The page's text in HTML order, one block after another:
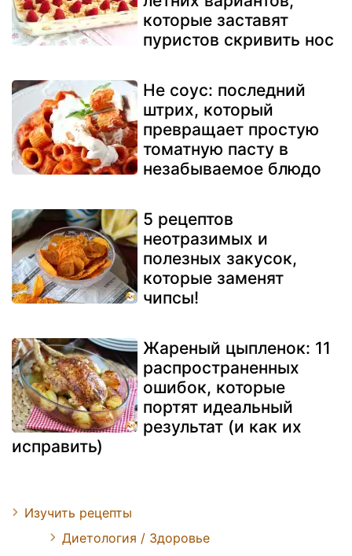
которые заставят
пуристов скривить нос
Не соус: последний
штрих, который
превращает простую
томатную пасту в
незабываемое блюдо
5 рецептов
неотразимых и
полезных закусок,
которые заменят
чипсы!
Жареный цыпленок: 11
распространенных
ошибок, которые
портят идеальный
результат (и как их
исправить)
Изучить рецепты
Диетология / Здоровье